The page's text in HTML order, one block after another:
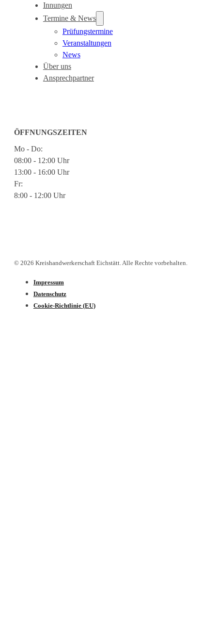
Innungen
Termine & News
Prüfungstermine
Veranstaltungen
News
Über uns
Ansprechpartner
ÖFFNUNGSZEITEN
Mo - Do:
08:00 - 12:00 Uhr
13:00 - 16:00 Uhr
Fr:
8:00 - 12:00 Uhr
© 2026 Kreishandwerkerschaft Eichstätt. Alle Rechte vorbehalten.
Impressum
Datenschutz­
Cookie-Richtlinie (EU)